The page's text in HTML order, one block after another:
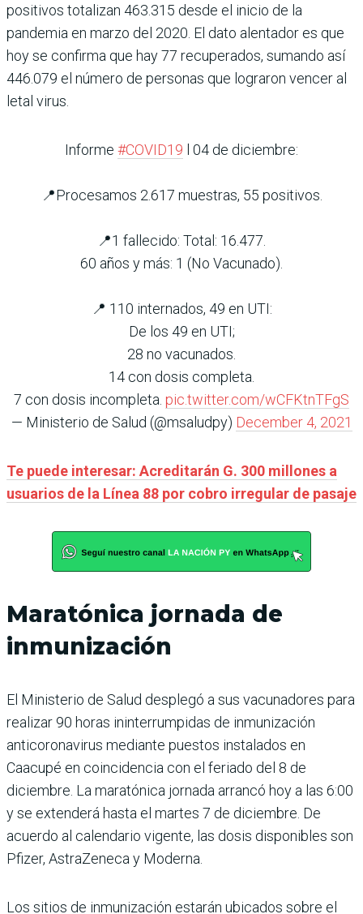
positivos totalizan 463.315 desde el inicio de la
pandemia en marzo del 2020. El dato alentador es que
hoy se confirma que hay 77 recuperados, sumando así
446.079 el número de personas que lograron vencer al
letal virus.
Informe #COVID19 l 04 de diciembre:
📍Procesamos 2.617 muestras, 55 positivos.
📍1 fallecido: Total: 16.477.
60 años y más: 1 (No Vacunado).
📍 110 internados, 49 en UTI:
De los 49 en UTI;
28 no vacunados.
14 con dosis completa.
7 con dosis incompleta. pic.twitter.com/wCFKtnTFgS
— Ministerio de Salud (@msaludpy) December 4, 2021
Te puede interesar: Acreditarán G. 300 millones a
usuarios de la Línea 88 por cobro irregular de pasaje
Maratónica jornada de
inmunización
El Ministerio de Salud desplegó a sus vacunadores para
realizar 90 horas ininterrumpidas de inmunización
anticoronavirus mediante puestos instalados en
Caacupé en coincidencia con el feriado del 8 de
diciembre. La maratónica jornada arrancó hoy a las 6:00
y se extenderá hasta el martes 7 de diciembre. De
acuerdo al calendario vigente, las dosis disponibles son
Pfizer, AstraZeneca y Moderna.
Los sitios de inmunización estarán ubicados sobre el